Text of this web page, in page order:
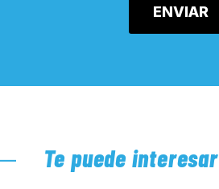
Te puede interesar